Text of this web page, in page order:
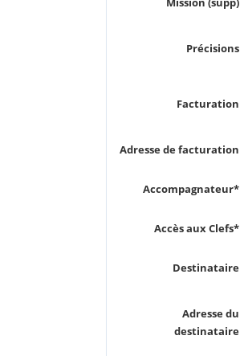
Précisions
Facturation
Adresse de facturation
Accompagnateur
Accès aux Clefs
Destinataire
Adresse du
destinataire